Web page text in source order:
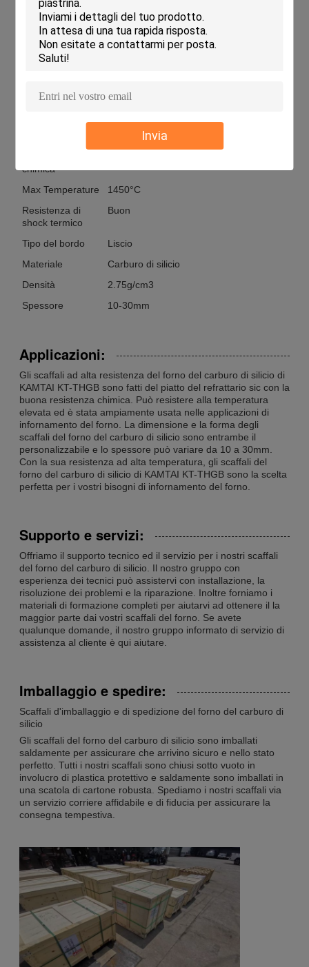
Invia
Parametri tecnici:
Durevolezza
Alto
chimica
Max Temperature
1450°C
Resistenza di
shock termico
Buon
Tipo del bordo
Liscio
Materiale
Carburo di silicio
Densità
2.75g/cm3
Spessore
10-30mm
Applicazioni:
Gli scaffali ad alta resistenza del forno del carburo di silicio di
KAMTAI KT-THGB sono fatti del piatto del refrattario sic con la
buona resistenza chimica. Può resistere alla temperatura
elevata ed è stata ampiamente usata nelle applicazioni di
infornamento del forno. La dimensione e la forma degli
scaffali del forno del carburo di silicio sono entrambe il
personalizzabile e lo spessore può variare da 10 a 30mm.
Con la sua resistenza ad alta temperatura, gli scaffali del
forno del carburo di silicio di KAMTAI KT-THGB sono la scelta
perfetta per i vostri bisogni di infornamento del forno.
Supporto e servizi:
Offriamo il supporto tecnico ed il servizio per i nostri scaffali
del forno del carburo di silicio. Il nostro gruppo con
esperienza dei tecnici può assistervi con installazione, la
risoluzione dei problemi e la riparazione. Inoltre forniamo i
materiali di formazione completi per aiutarvi ad ottenere il la
maggior parte dai vostri scaffali del forno. Se avete
qualunque domande, il nostro gruppo informato di servizio di
assistenza al cliente è qui aiutare.
Imballaggio e spedire:
Scaffali d'imballaggio e di spedizione del forno del carburo di
silicio
Gli scaffali del forno del carburo di silicio sono imballati
saldamente per assicurare che arrivino sicuro e nello stato
perfetto. Tutti i nostri scaffali sono chiusi sotto vuoto in
involucro di plastica protettivo e saldamente sono imballati in
una scatola di cartone robusta. Spediamo i nostri scaffali via
un servizio corriere affidabile e di fiducia per assicurare la
consegna tempestiva.